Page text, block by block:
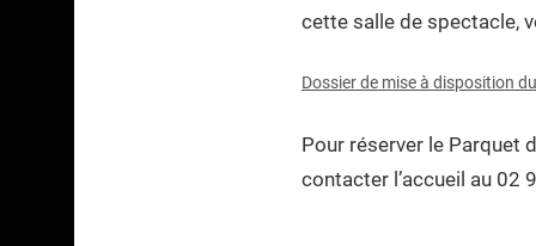
cette salle de spectacle,
Dossier de mise à disposition
Pour réserver le Parquet
contacter l’accueil au 02